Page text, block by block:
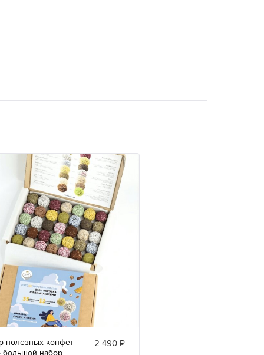
полезных конфет
большой набор
2 490 ₽